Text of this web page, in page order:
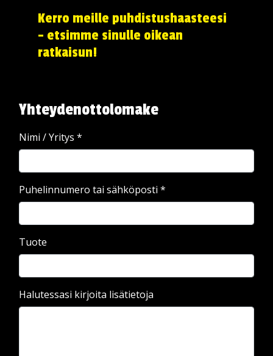
Kerro meille puhdistushaasteesi
– etsimme sinulle oikean
ratkaisun!
Yhteydenottolomake
Nimi / Yritys *
Puhelinnumero tai sähköposti *
Tuote
Halutessasi kirjoita lisätietoja